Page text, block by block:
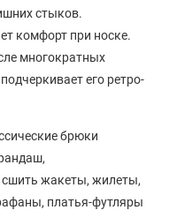
стыков.
комфорт при носке.
многократных
его ретро-
брюки
сшить жакеты, жилеты,
платья-футляры